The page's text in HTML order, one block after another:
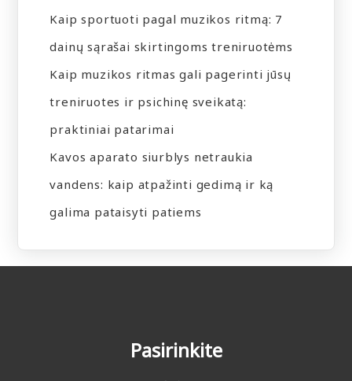
Kaip sportuoti pagal muzikos ritmą: 7
dainų sąrašai skirtingoms treniruotėms
Kaip muzikos ritmas gali pagerinti jūsų
treniruotes ir psichinę sveikatą:
praktiniai patarimai
Kavos aparato siurblys netraukia
vandens: kaip atpažinti gedimą ir ką
galima pataisyti patiems
Pasirinkite